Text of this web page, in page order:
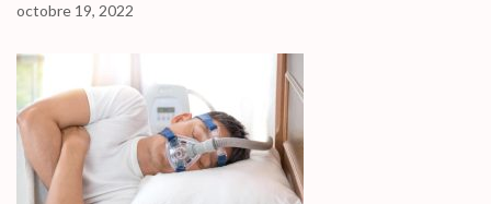
octobre 19, 2022